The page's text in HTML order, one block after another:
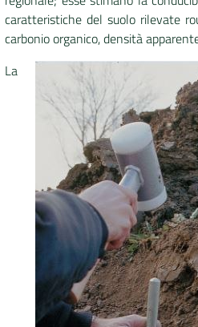
caratteristiche del suolo rilevate
carbonio organico, densità
La